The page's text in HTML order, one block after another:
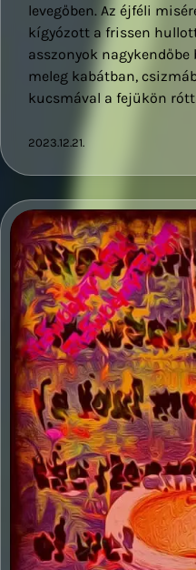
levegőben. Az éjféli
kígyózott a frissen
asszonyok
meleg kabátban,
kucsmával a fejükön
2023.12.21.